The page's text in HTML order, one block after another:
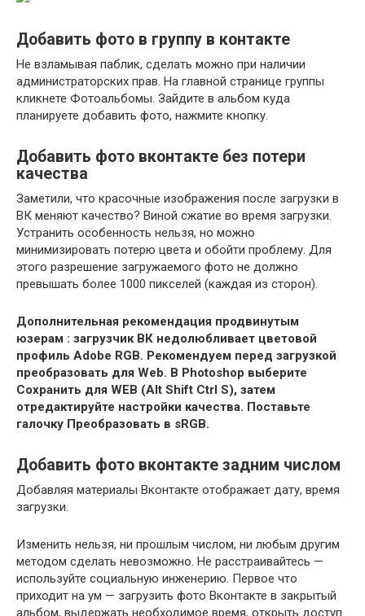
Добавить фото в группу в контакте
Не взламывая паблик, сделать можно при наличии
администраторских прав. На главной странице группы
кликнете Фотоальбомы. Зайдите в альбом куда
планируете добавить фото, нажмите кнопку.
Добавить фото вконтакте без потери
качества
Заметили, что красочные изображения после загрузки в
ВК меняют качество? Виной сжатие во время загрузки.
Устранить особенность нельзя, но можно
минимизировать потерю цвета и обойти проблему. Для
этого разрешение загружаемого фото не должно
превышать более 1000 пикселей (каждая из сторон).
Дополнительная рекомендация продвинутым
юзерам : загрузчик ВК недолюбливает цветовой
профиль Adobe RGB. Рекомендуем перед загрузкой
преобразовать для Web. В Photoshop выберите
Сохранить для WEB (Alt Shift Ctrl S), затем
отредактируйте настройки качества. Поставьте
галочку Преобразовать в sRGB.
Добавить фото вконтакте задним числом
Добавляя материалы Вконтакте отображает дату, время
загрузки.
Изменить нельзя, ни прошлым числом, ни любым другим
методом сделать невозможно. Не расстраивайтесь —
используйте социальную инженерию. Первое что
приходит на ум — загрузить фото Вконтакте в закрытый
альбом, выдержать необходимое время, открыть доступ.